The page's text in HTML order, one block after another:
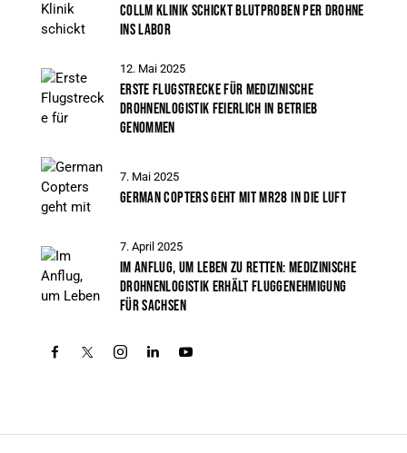
COLLM KLINIK SCHICKT BLUTPROBEN PER DROHNE
INS LABOR
12. Mai 2025
ERSTE FLUGSTRECKE FÜR MEDIZINISCHE
DROHNENLOGISTIK FEIERLICH IN BETRIEB
GENOMMEN
7. Mai 2025
GERMAN COPTERS GEHT MIT MR28 IN DIE LUFT
7. April 2025
IM ANFLUG, UM LEBEN ZU RETTEN: MEDIZINISCHE
DROHNENLOGISTIK ERHÄLT FLUGGENEHMIGUNG
FÜR SACHSEN